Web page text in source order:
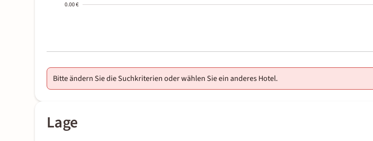
0.00 €
01-02
Bitte ändern Sie die Suchkriterien oder wählen Sie ein anderes Hotel.
Lage